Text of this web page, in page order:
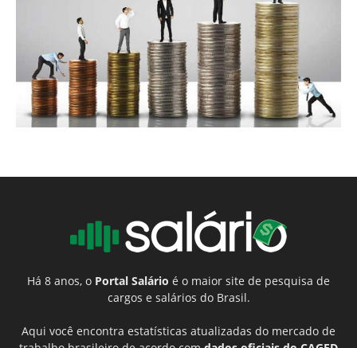
Há 8 anos, o Portal Salário é o maior site de pesquisa de
cargos e salários do Brasil.
Aqui você encontra estatísticas atualizadas do mercado de